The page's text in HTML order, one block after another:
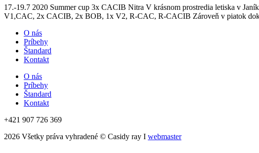
17.-19.7 2020 Summer cup 3x CACIB Nitra V krásnom prostredia letiska v
V1,CAC, 2x CACIB, 2x BOB, 1x V2, R-CAC, R-CACIB Zároveň v piatok
O nás
Príbehy
Štandard
Kontakt
O nás
Príbehy
Štandard
Kontakt
+421 907 726 369
2026 Všetky práva vyhradené © Casidy ray I webmaster